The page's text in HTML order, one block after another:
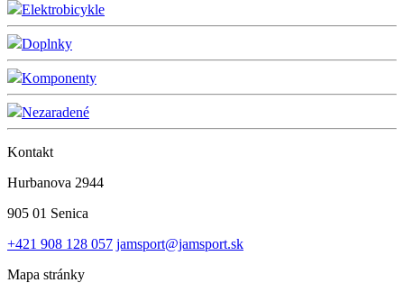
Elektrobicykle
Doplnky
Komponenty
Nezaradené
Kontakt
Hurbanova 2944
905 01 Senica
+421 908 128 057 jamsport@jamsport.sk
Mapa stránky